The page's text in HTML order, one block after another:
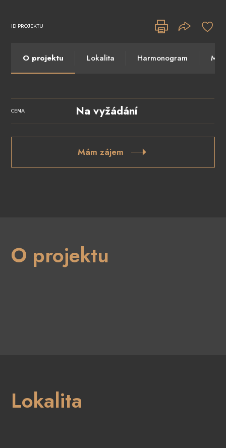
ID PROJEKTU
O projektu Lokalita Harmonogram
CENA Na vyžádání
Mám zájem
O projektu
Lokalita